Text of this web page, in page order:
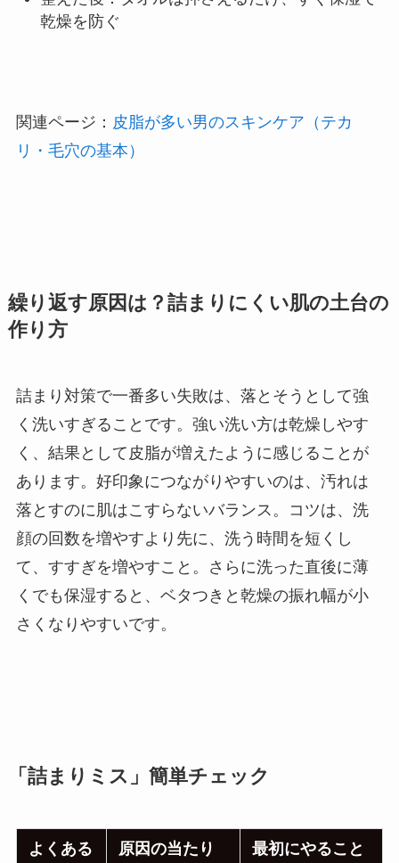
乾燥を防ぐ
関連ページ： 皮脂が多い男のスキンケア（テカ
リ・毛穴の基本）
繰り返す原因は？詰まりにくい肌の土台の
作り方
詰まり対策で一番多い失敗は、落とそうとして強
く洗いすぎることです。強い洗い方は乾燥しやす
く、結果として皮脂が増えたように感じることが
あります。好印象につながりやすいのは、汚れは
落とすのに肌はこすらないバランス。コツは、洗
顔の回数を増やすより先に、洗う時間を短くし
て、すすぎを増やすこと。さらに洗った直後に薄
くでも保湿すると、ベタつきと乾燥の振れ幅が小
さくなりやすいです。
「詰まりミス」簡単チェック
よくある
原因の当たり 最初にやること